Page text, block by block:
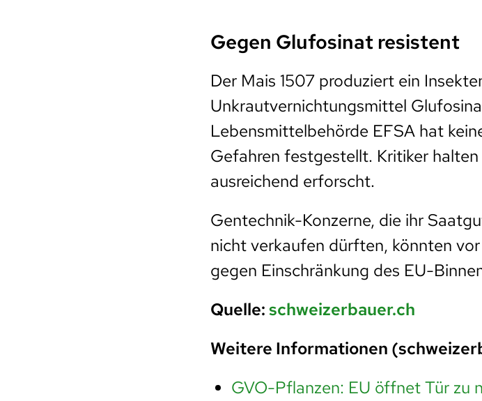
Gegen Glufosinat resistent
Der Mais 1507 produziert ein
Unkrautvernichtungsmittel
Lebensmittelbehörde EFSA hat
Gefahren festgestellt. Kritiker
ausreichend erforscht.
Gentechnik-Konzerne, die ihr
nicht verkaufen dürften, könnten
gegen Einschränkung des EU-
Quelle:schweizerbauer.ch
Weitere Informationen
GVO-Pflanzen: EU öffnet Tür zu